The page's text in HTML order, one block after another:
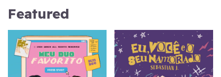
Featured